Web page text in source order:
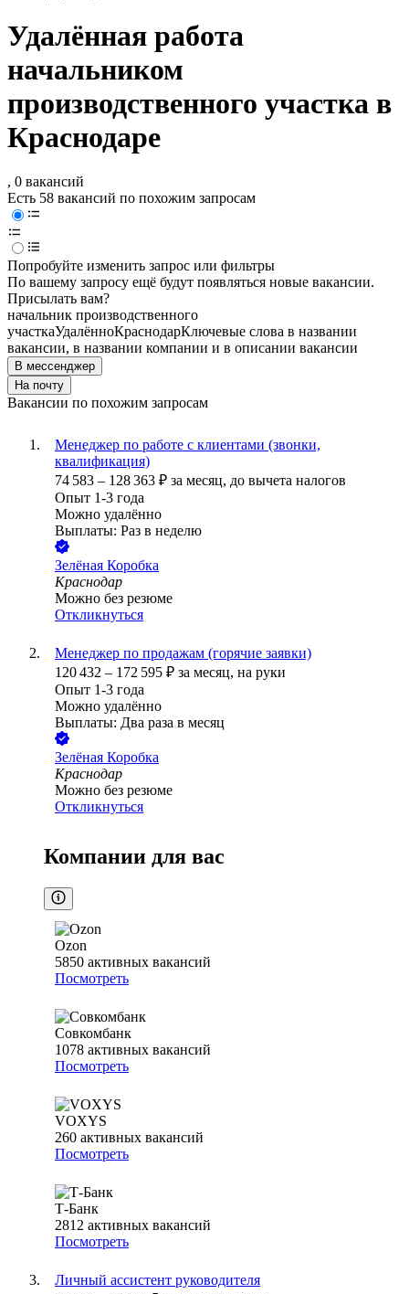
Удалённая работа
начальником
производственного участка в
Краснодаре
, 0 вакансий
Есть 58 вакансий по похожим запросам
Попробуйте изменить запрос или фильтры
По вашему запросу ещё будут появляться новые вакансии.
Присылать вам?
начальник производственного
участкаУдалённоКраснодарКлючевые слова в названии
вакансии, в названии компании и в описании вакансии
В мессенджер
На почту
Вакансии по похожим запросам
Менеджер по работе с клиентами (звонки,
квалификация)
74 583 – 128 363 ₽ за месяц, до вычета налогов
Опыт 1-3 года
Можно удалённо
Выплаты: Раз в неделю
Зелёная Коробка
Краснодар
Можно без резюме
Откликнуться
Менеджер по продажам (горячие заявки)
120 432 – 172 595 ₽ за месяц, на руки
Опыт 1-3 года
Можно удалённо
Выплаты: Два раза в месяц
Зелёная Коробка
Краснодар
Можно без резюме
Откликнуться
Компании для вас
Ozon
5850 активных вакансий
Посмотреть
Совкомбанк
1078 активных вакансий
Посмотреть
VOXYS
260 активных вакансий
Посмотреть
Т-Банк
2812 активных вакансий
Посмотреть
Личный ассистент руководителя